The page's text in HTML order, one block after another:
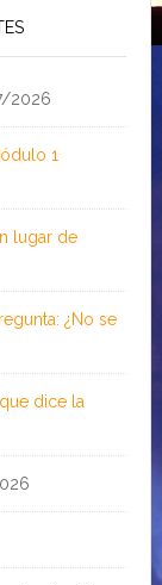
2026
1
lugar de
¿No se
dice la